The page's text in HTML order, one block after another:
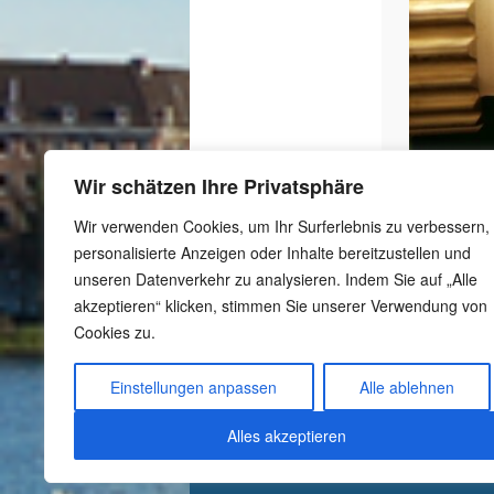
Wir schätzen Ihre Privatsphäre
Wir verwenden Cookies, um Ihr Surferlebnis zu verbessern,
personalisierte Anzeigen oder Inhalte bereitzustellen und
unseren Datenverkehr zu analysieren. Indem Sie auf „Alle
akzeptieren“ klicken, stimmen Sie unserer Verwendung von
Cookies zu.
Einstellungen anpassen Alle ablehnen
Alles akzeptieren
-Schutzkonzept
-
Meldestelle gemäß
Hinweisgeberschutzgesetz
- Datenschutzerklärung
Impressum